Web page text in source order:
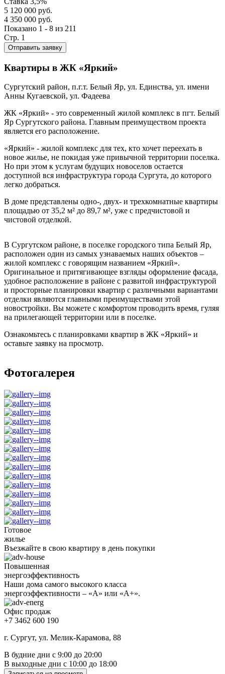
5 120 000 руб.
4 350 000 руб.
Показано 1 - 8 из 211
Нумерация
Стр. 1
Следующая
страница
Отправить заявку
Квартиры в ЖК «Яркий»
Сургутский район, п.г.т. Белый Яр, ул. Единства, ул. имени
Анны Кугаевской, ул. Фадеева
ЖК «Яркий» - это современный жилой комплекс в пгт. Белый
Яр Сургутского района. Главным преимуществом проекта
является его расположение.
«Яркий» - жилой комплекс для тех, кто хочет переехать в
новое жилье, не покидая уже привычной территории поселка.
Но при этом к услугам будущих новоселов остается
доступной вся инфраструктура города Сургута, до которого
легко добраться.
В доме представлены одно-, двух- и трехкомнатные квартиры
площадью от 35,2 м² до 89,7 м², уже с предчистовой и
чистовой отделкой.
В Сургутском районе, в поселке городского типа Белый Яр,
расположен один из самых узнаваемых наших объектов –
жилой комплекс с говорящим названием «Яркий».
Оригинальное и притягивающее взгляды оформление фасада,
удобное расположение в районе с развитой инфраструктурой
и просторные планировки квартир с различными вариантами
отделки являются главными преимуществами этой
новостройки. Вы можете с комфортом проводить время, гуляя
на прилегающей территории или в поселке.
Ознакомьтесь с планировками квартир в ЖК «Яркий» и
оставьте заявку на просмотр.
Фотогалерея
Готовое
жилье
Въезжайте в свою квартиру в день покупки
Повышенная
энергоэффективность
Наши дома самого высокого класса
энергоэффективности – «А» или «А+».
Офис продаж
+7 3462 600 190
г. Сургут, ул. Мелик-Карамова, 88
В будние дни с 9:00 до 20:00
В выходные дни с 10:00 до 18:00